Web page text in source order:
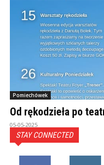
Pomiechówek
Od rękodzieła po
05-05-2025
STAY CONNECTED